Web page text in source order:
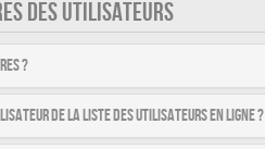
DES UTILISATEURS
?
de la liste des utilisateurs en ligne ?